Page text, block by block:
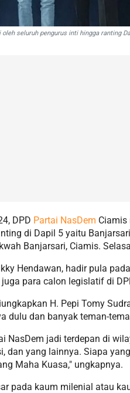
seluruh pengurus inti hingga ranting
DPD Partai NasDem Ciamis
di Dapil 5 yaitu
Banjarsari, Ciamis.
Hendawan, hadir pula
para calon legislatif di
H. Pepi Tomy
dulu dan banyak teman-
NasDem jadi terdepan di
dan yang lainnya. Siapa
Maha Kuasa," ungkapnya.
pada kaum milenial atau